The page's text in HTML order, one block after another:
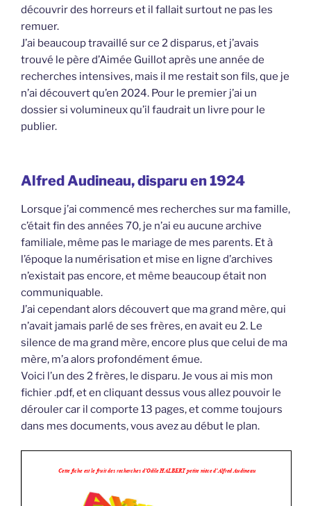
découvrir des horreurs et il fallait surtout ne pas les
remuer.
J’ai beaucoup travaillé sur ce 2 disparus, et j’avais
trouvé le père d’Aimée Guillot après une année de
recherches intensives, mais il me restait son fils, que je
n’ai découvert qu’en 2024. Pour le premier j’ai un
dossier si volumineux qu’il faudrait un livre pour le
publier.
Alfred Audineau, disparu en 1924
Lorsque j’ai commencé mes recherches sur ma famille,
c’était fin des années 70, je n’ai eu aucune archive
familiale, même pas le mariage de mes parents. Et à
l’époque la numérisation et mise en ligne d’archives
n’existait pas encore, et même beaucoup était non
communiquable.
J’ai cependant alors découvert que ma grand mère, qui
n’avait jamais parlé de ses frères, en avait eu 2. Le
silence de ma grand mère, encore plus que celui de ma
mère, m’a alors profondément émue.
Voici l’un des 2 frères, le disparu. Je vous ai mis mon
fichier .pdf, et en cliquant dessus vous allez pouvoir le
dérouler car il comporte 13 pages, et comme toujours
dans mes documents, vous avez au début le plan.